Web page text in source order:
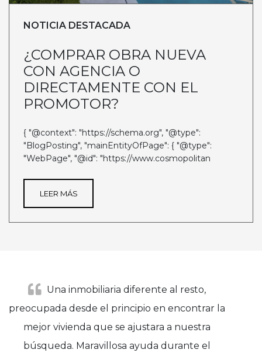
NOTICIA DESTACADA
¿COMPRAR OBRA NUEVA
CON AGENCIA O
DIRECTAMENTE CON EL
PROMOTOR?
{ "@context": "https://schema.org", "@type":
"BlogPosting", "mainEntityOfPage": { "@type":
"WebPage", "@id": "https://www.cosmopolitan
LEER MÁS
Una inmobiliaria diferente al resto,
preocupada desde el principio en encontrar la
mejor vivienda que se ajustara a nuestra
búsqueda. Maravillosa ayuda durante el